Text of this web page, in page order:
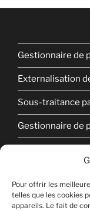
Pour offrir les
telles que les cookies
appareils. Le fait de
Gestionnaire de
Externalisation
Sous-traitance
Gestionnaire de
Politique de